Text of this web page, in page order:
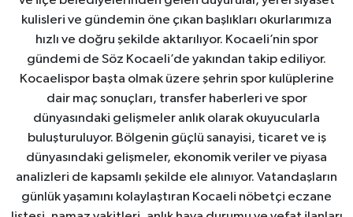
kulisleri ve gündemin öne çıkan başlıkları okurlarımıza
hızlı ve doğru şekilde aktarılıyor. Kocaeli’nin spor
gündemi de Söz Kocaeli’de yakından takip ediliyor.
Kocaelispor başta olmak üzere şehrin spor kulüplerine
dair maç sonuçları, transfer haberleri ve spor
dünyasındaki gelişmeler anlık olarak okuyucularla
buluşturuluyor. Bölgenin güçlü sanayisi, ticaret ve iş
dünyasındaki gelişmeler, ekonomik veriler ve piyasa
analizleri de kapsamlı şekilde ele alınıyor. Vatandaşların
günlük yaşamını kolaylaştıran Kocaeli nöbetçi eczane